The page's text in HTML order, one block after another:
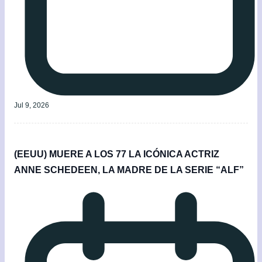
Jul 9, 2026
(EEUU) MUERE A LOS 77 LA ICÓNICA ACTRIZ
ANNE SCHEDEEN, LA MADRE DE LA SERIE “ALF”